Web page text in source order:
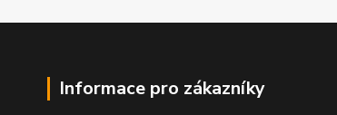
Informace pro zákazníky